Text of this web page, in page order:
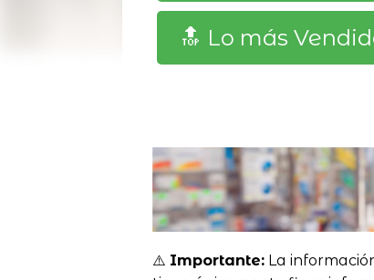
🔝 Lo más
⚠️ Importante:La